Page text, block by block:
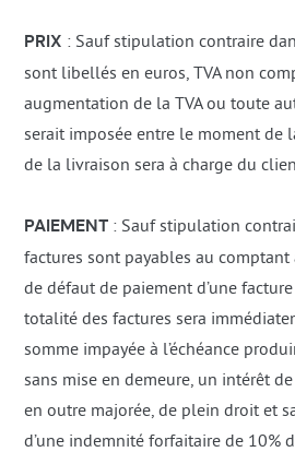
PRIX : Sauf stipulation contraire
sont libellés en euros, TVA non
augmentation de la TVA ou toute
serait imposée entre le moment de
de la livraison sera à charge du
PAIEMENT : Sauf stipulation
factures sont payables au comptant
de défaut de paiement d’une facture
totalité des factures sera
somme impayée à l’échéance
sans mise en demeure, un intérêt
en outre majorée, de plein droit et
d’une indemnité forfaitaire de 10%